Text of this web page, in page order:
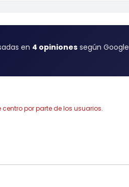
en 4 opiniones según Google
por parte de los usuarios.